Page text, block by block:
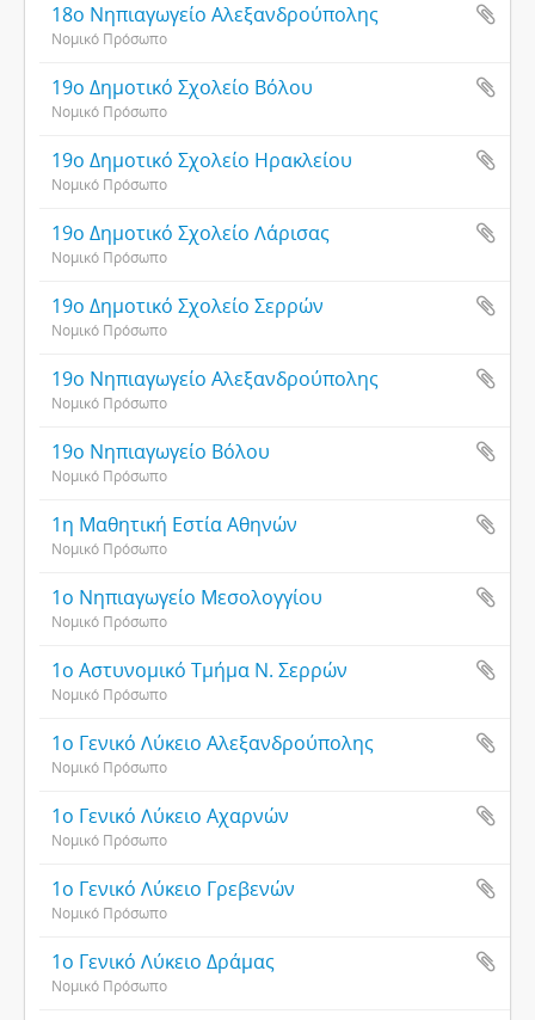
18ο Νηπιαγωγείο Αλεξανδρούπολης
Νομικό Πρόσωπο
19ο Δημοτικό Σχολείο Βόλου
Νομικό Πρόσωπο
19ο Δημοτικό Σχολείο Ηρακλείου
Νομικό Πρόσωπο
19ο Δημοτικό Σχολείο Λάρισας
Νομικό Πρόσωπο
19ο Δημοτικό Σχολείο Σερρών
Νομικό Πρόσωπο
19ο Νηπιαγωγείο Αλεξανδρούπολης
Νομικό Πρόσωπο
19ο Νηπιαγωγείο Βόλου
Νομικό Πρόσωπο
1η Μαθητική Εστία Αθηνών
Νομικό Πρόσωπο
1ο Nηπιαγωγείο Mεσολογγίου
Νομικό Πρόσωπο
1ο Αστυνομικό Τμήμα Ν. Σερρών
Νομικό Πρόσωπο
1ο Γενικό Λύκειο Αλεξανδρούπολης
Νομικό Πρόσωπο
1ο Γενικό Λύκειο Αχαρνών
Νομικό Πρόσωπο
1ο Γενικό Λύκειο Γρεβενών
Νομικό Πρόσωπο
1ο Γενικό Λύκειο Δράμας
Νομικό Πρόσωπο